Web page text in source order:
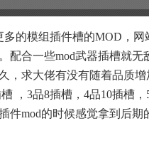
的模组插件槽的MOD，
配合一些mod武器插槽就无
，求大佬有没有随着品质
，3品8插槽，4品10插槽
件mod的时候感觉拿到后期